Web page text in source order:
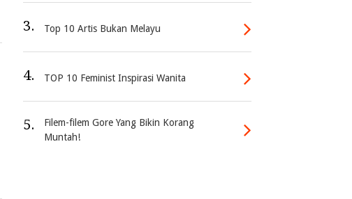
3. Top 10 Artis Bukan Melayu
4. TOP 10 Feminist Inspirasi Wanita
5.
Filem-filem Gore Yang Bikin Korang
Muntah!